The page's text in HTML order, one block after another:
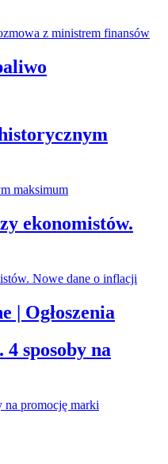
ekonomistów.
| Ogłoszenia
sposoby na